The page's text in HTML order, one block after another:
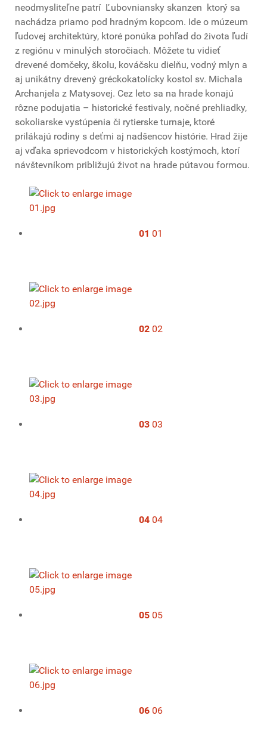
neodmysliteľne patrí Ľubovniansky skanzen ktorý sa
nachádza priamo pod hradným kopcom. Ide o múzeum
ľudovej architektúry, ktoré ponúka pohľad do života ľudí
z regiónu v minulých storočiach. Môžete tu vidieť
drevené domčeky, školu, kováčsku dielňu, vodný mlyn a
aj unikátny drevený gréckokatolícky kostol sv. Michala
Archanjela z Matysovej. Cez leto sa na hrade konajú
rôzne podujatia – historické festivaly, nočné prehliadky,
sokoliarske vystúpenia či rytierske turnaje, ktoré
prilákajú rodiny s deťmi aj nadšencov histórie. Hrad žije
aj vďaka sprievodcom v historických kostýmoch, ktorí
návštevníkom približujú život na hrade pútavou formou.
01 01
02 02
03 03
04 04
05 05
06 06